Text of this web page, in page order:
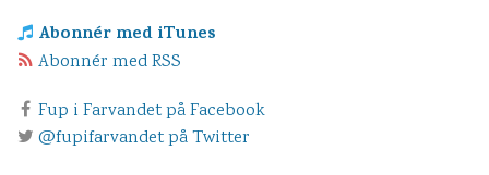
Abonnér med iTunes
Abonnér med RSS
Fup i Farvandet på Facebook
@fupifarvandet på Twitter